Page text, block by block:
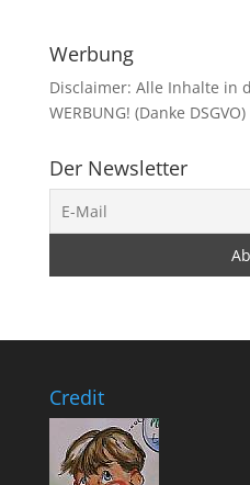
Werbung
Disclaimer: Alle Inhalte in
WERBUNG! (Danke DSGVO)
Der Newsletter
Credit